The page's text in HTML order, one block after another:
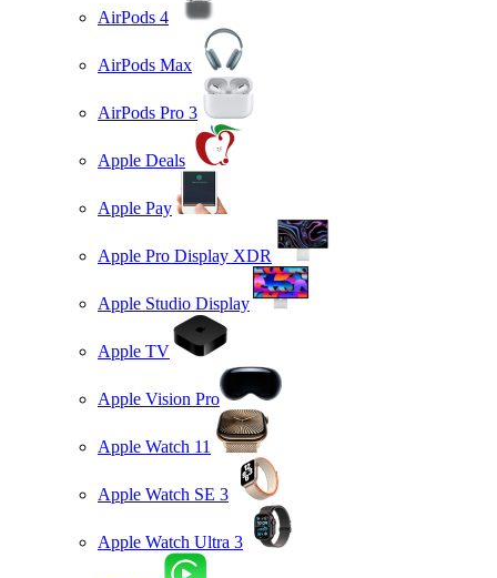
AirPods 4
AirPods Max
AirPods Pro 3
Apple Deals
Apple Pay
Apple Pro Display XDR
Apple Studio Display
Apple TV
Apple Vision Pro
Apple Watch 11
Apple Watch SE 3
Apple Watch Ultra 3